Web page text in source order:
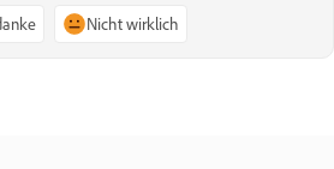
Nicht wirklich